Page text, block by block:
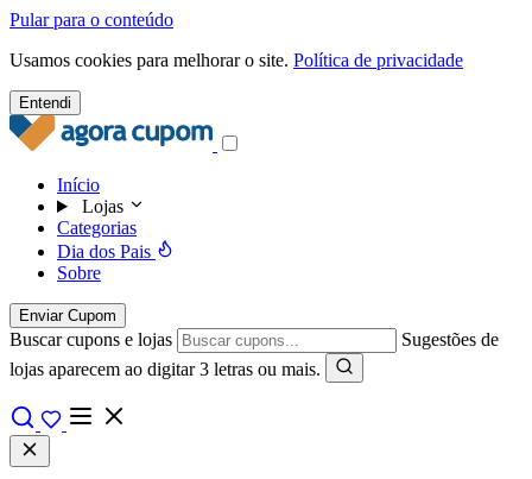
Pular para o conteúdo
Usamos cookies para melhorar o site. Política de privacidade
Entendi
Início
Lojas
Categorias
Dia dos Pais
Sobre
Enviar Cupom
Buscar cupons e lojas
Sugestões de
lojas aparecem ao digitar 3 letras ou mais.